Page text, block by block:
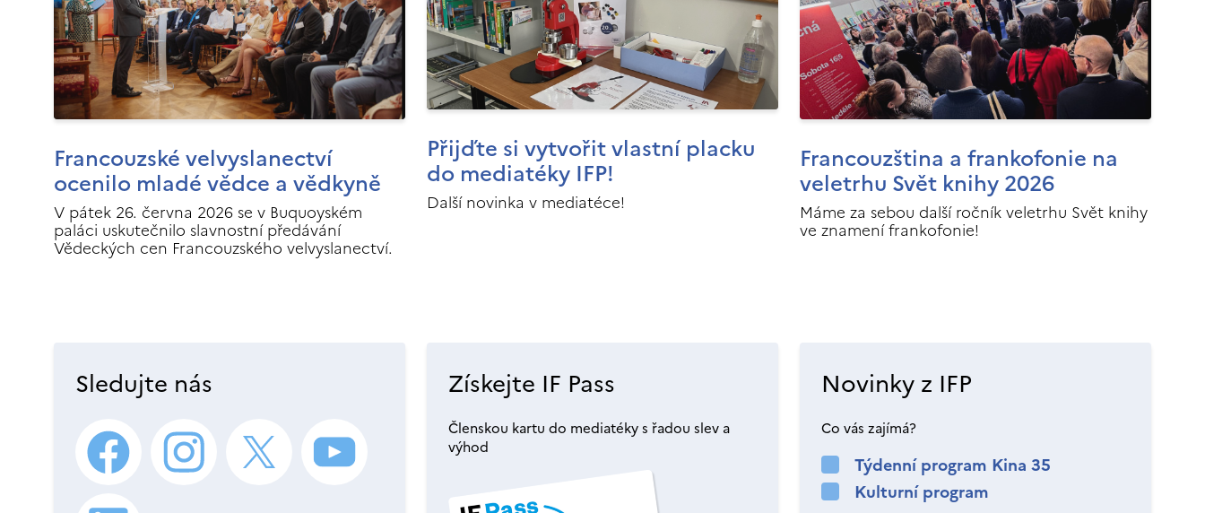
Francouzské velvyslanectví
ocenilo mladé vědce a vědkyně
V pátek 26. června 2026 se v Buquoyském
paláci uskutečnilo slavnostní předávání
Vědeckých cen Francouzského velvyslanectví.
Přijďte si vytvořit vlastní placku
do mediatéky IFP!
Další novinka v mediatéce!
Francouzština a frankofonie na
veletrhu Svět knihy 2026
Máme za sebou další ročník veletrhu Svět knihy
ve znamení frankofonie!
Sledujte nás Získejte IF Pass
Členskou kartu do mediatéky s řadou slev a
výhod
Novinky z IFP
Co vás zajímá?
Týdenní program Kina 35
Kulturní program